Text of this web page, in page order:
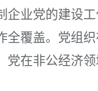
企业党的建设
全覆盖。党组
党在非公经济